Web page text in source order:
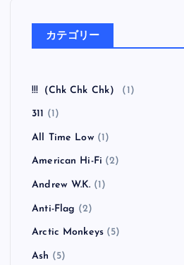
カテゴリー
!!!（Chk Chk Chk） (1)
311 (1)
All Time Low(1)
American Hi-Fi (2)
Andrew W.K. (1)
Anti-Flag (2)
Arctic Monkeys (5)
Ash (5)